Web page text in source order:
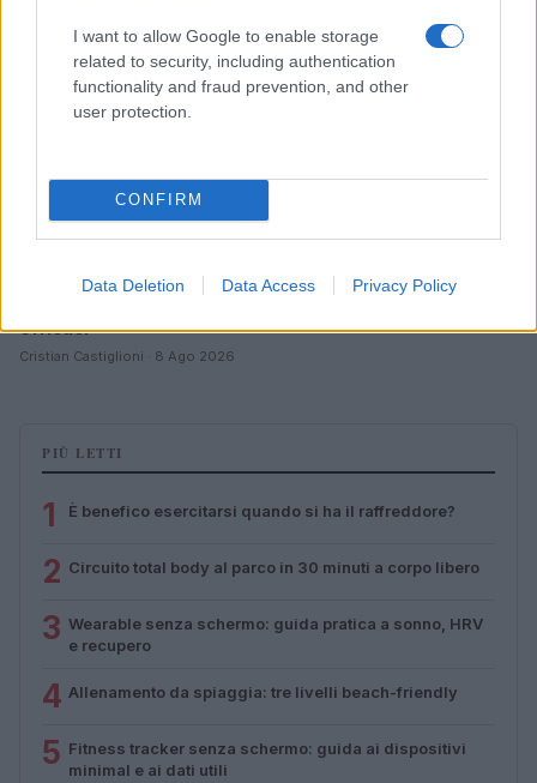
I want to allow Google to enable storage
related to security, including authentication
functionality and fraud prevention, and other
user protection.
CONFIRM
Data Deletion Data Access Privacy Policy
efficaci
Cristian Castiglioni · 8 Ago 2026
PIÙ LETTI
1 È benefico esercitarsi quando si ha il raffreddore?
2 Circuito total body al parco in 30 minuti a corpo libero
3 Wearable senza schermo: guida pratica a sonno, HRV
e recupero
4 Allenamento da spiaggia: tre livelli beach-friendly
5 Fitness tracker senza schermo: guida ai dispositivi
minimal e ai dati utili